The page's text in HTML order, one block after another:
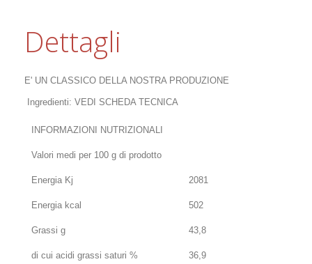
Dettagli
E' UN CLASSICO DELLA NOSTRA PRODUZIONE
Ingredienti: VEDI SCHEDA TECNICA
INFORMAZIONI NUTRIZIONALI
Valori medi per 100 g di prodotto
Energia Kj 2081
Energia kcal 502
Grassi g 43,8
di cui acidi grassi saturi % 36,9